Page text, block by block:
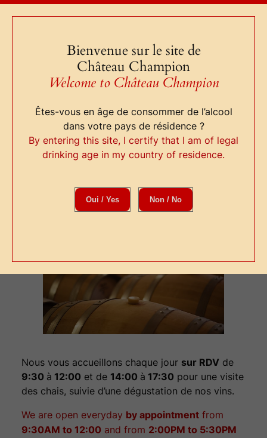
Aller
Bienvenue sur le site de
Château Champion
Welcome to Château Champion
Êtes-vous en âge de consommer de l’alcool
dans votre pays de résidence ?
By entering this site, I certify that I am of legal
drinking age in my country of residence.
Oui / Yes Non / No
Boutique
F.A.Q
Infos
Contact
Visites classiques /
Classic tours
Nous vous accueillons chaque jour sur RDVde
9:30 à 12:00 et de 14:00 à 17:30 pour une visite
des chais, suivie d’une dégustation de nos vins.
We are open everyday by appointmentfrom
9:30AM to 12:00 and from 2:00PM to 5:30PM